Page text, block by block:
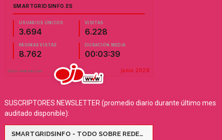
SUSCRIPTORES NEWSLETTER (promedio diario durante último mes
auditado disponible):